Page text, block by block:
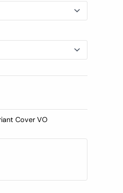
Cover VO